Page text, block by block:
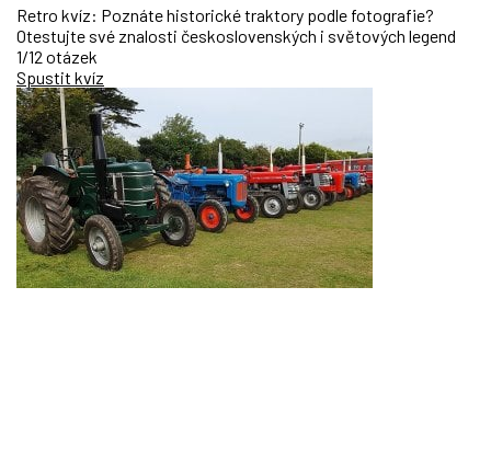
Retro kvíz: Poznáte historické traktory podle fotografie?
Otestujte své znalosti československých i světových legend
1/12 otázek
Spustit kvíz